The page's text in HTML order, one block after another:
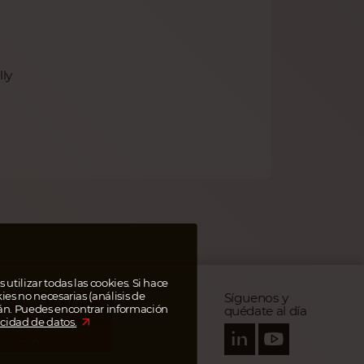
HASTA 95%
facturas
Síguenos y
quédate al día
utilizar todas las cookies. Si hace
no necesarias (análisis de
Puedes encontrar información
de datos.